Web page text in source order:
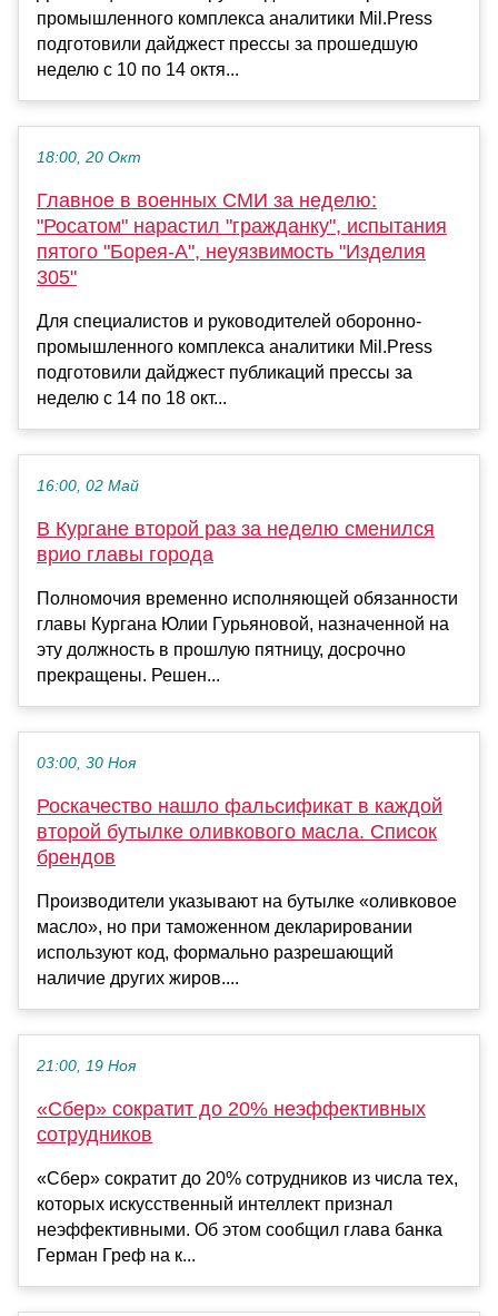
промышленного комплекса аналитики Mil.Press
подготовили дайджест прессы за прошедшую
неделю с 10 по 14 октя...
18:00, 20 Окт
Главное в военных СМИ за неделю:
"Росатом" нарастил "гражданку", испытания
пятого "Борея-А", неуязвимость "Изделия
305"
Для специалистов и руководителей оборонно-
промышленного комплекса аналитики Mil.Press
подготовили дайджест публикаций прессы за
неделю с 14 по 18 окт...
16:00, 02 Май
В Кургане второй раз за неделю сменился
врио главы города
Полномочия временно исполняющей обязанности
главы Кургана Юлии Гурьяновой, назначенной на
эту должность в прошлую пятницу, досрочно
прекращены. Решен...
03:00, 30 Ноя
Роскачество нашло фальсификат в каждой
второй бутылке оливкового масла. Список
брендов
Производители указывают на бутылке «оливковое
масло», но при таможенном декларировании
используют код, формально разрешающий
наличие других жиров....
21:00, 19 Ноя
«Сбер» сократит до 20% неэффективных
сотрудников
«Сбер» сократит до 20% сотрудников из числа тех,
которых искусственный интеллект признал
неэффективными. Об этом сообщил глава банка
Герман Греф на к...